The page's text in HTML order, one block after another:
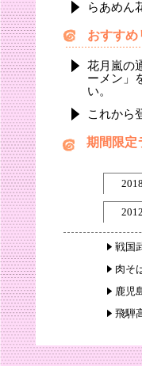
らあめん
おすすめ
花月嵐の
ーメン」
い。
これから
期間限定
戦国
肉そ
鹿児
飛騨